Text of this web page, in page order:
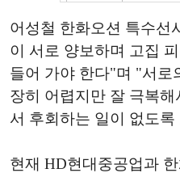
어성철 한화오션 특수선
이 서로 양보하며 고집
들어 가야 한다"며 "서로
장히 어렵지만 잘 극복
서 후회하는 일이 없도
현재 HD현대중공업과